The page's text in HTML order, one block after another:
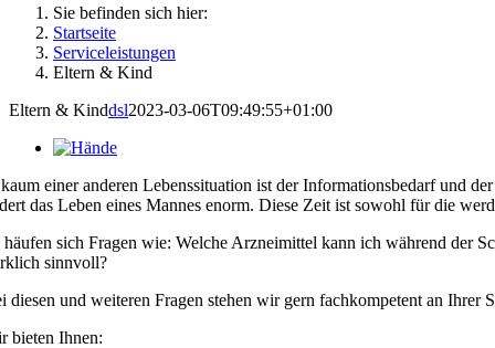
Sie befinden sich hier:
Startseite
Ser­vice­leis­tun­gen
Eltern & Kind
Eltern & Kinddsl2023-03-06T09:49:55+01:00
einer ande­ren Lebens­si­tua­ti­on ist der Infor­ma­ti­ons­be­darf und
das Leben eines Man­nes enorm. Die­se Zeit ist sowohl für die
häu­fen sich Fra­gen wie: Wel­che Arz­nei­mit­tel kann ich wäh­rend der
sinnvoll?
die­sen und wei­te­ren Fra­gen ste­hen wir gern fach­kom­pe­tent an Ihrer
bie­ten Ihnen: